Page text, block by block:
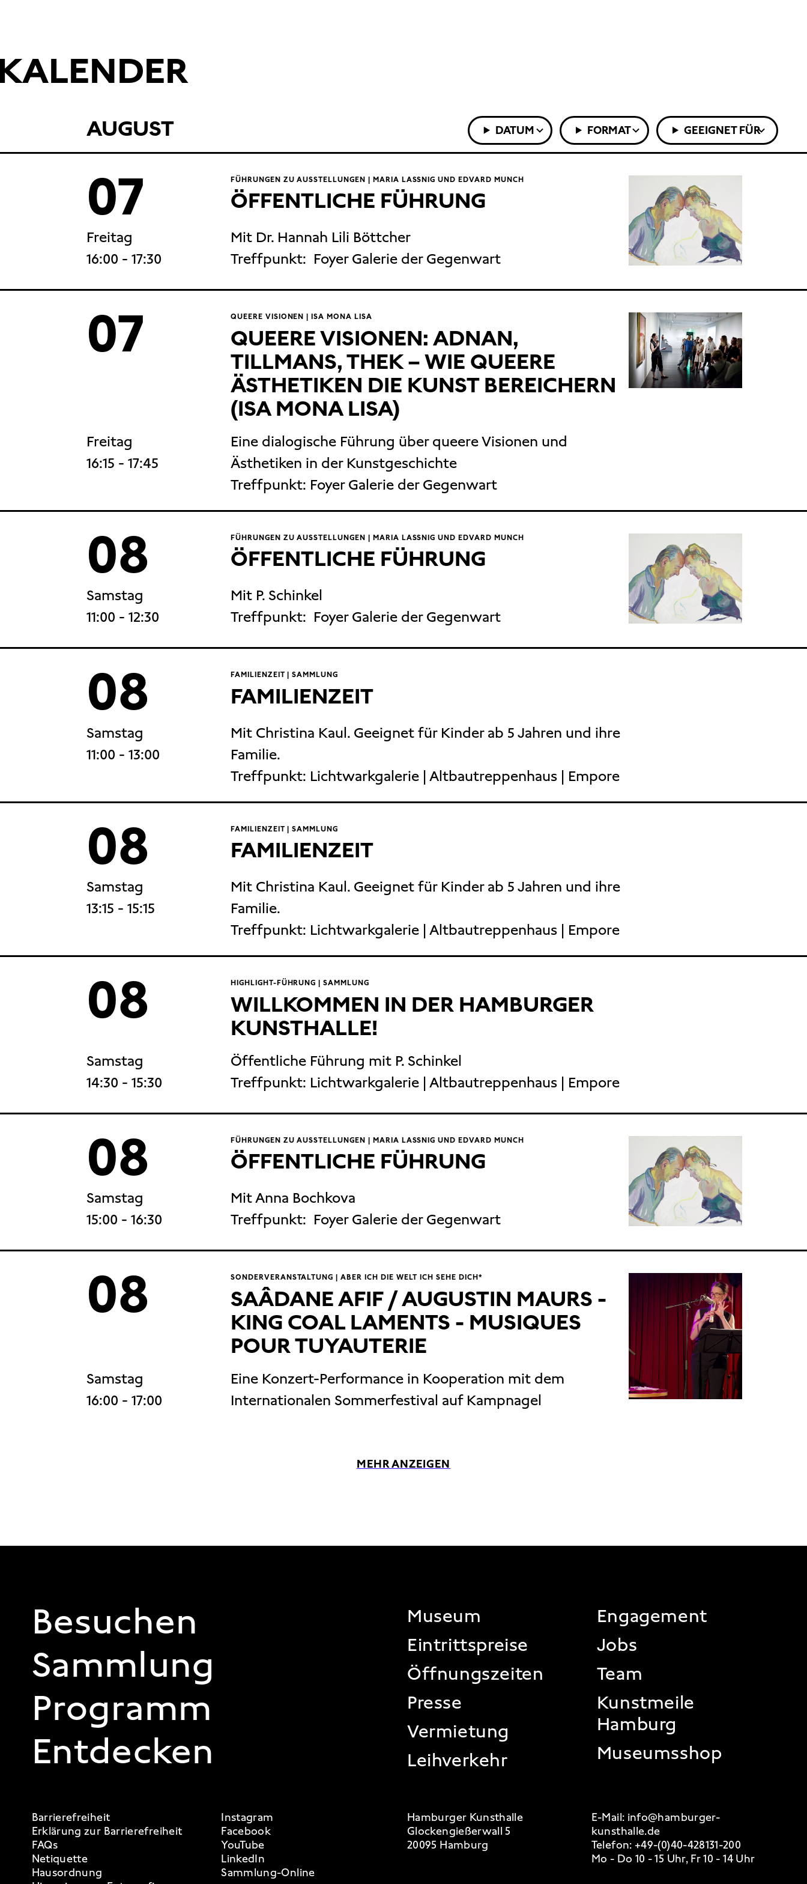
DATUM FORMAT GEEIGNET FÜR
AUGUST
07
Freitag
16:00 - 17:30
FÜHRUNGEN ZU AUSSTELLUNGEN | MARIA LASSNIG UND EDVARD MUNCH
ÖFFENTLICHE FÜHRUNG
Mit Dr. Hannah Lili Böttcher
Treffpunkt: Foyer Galerie der Gegenwart
07
Freitag
16:15 - 17:45
QUEERE VISIONEN | ISA MONA LISA
QUEERE VISIONEN: ADNAN,
TILLMANS, THEK – WIE QUEERE
ÄSTHETIKEN DIE KUNST BEREICHERN
(ISA MONA LISA)
Eine dialogische Führung über queere Visionen und
Ästhetiken in der Kunstgeschichte
Treffpunkt: Foyer Galerie der Gegenwart
08
Samstag
11:00 - 12:30
FÜHRUNGEN ZU AUSSTELLUNGEN | MARIA LASSNIG UND EDVARD MUNCH
ÖFFENTLICHE FÜHRUNG
Mit P. Schinkel
Treffpunkt: Foyer Galerie der Gegenwart
08
Samstag
11:00 - 13:00
FAMILIENZEIT | SAMMLUNG
FAMILIENZEIT
Mit Christina Kaul. Geeignet für Kinder ab 5 Jahren und ihre
Familie.
Treffpunkt: Lichtwarkgalerie | Altbautreppenhaus | Empore
08
Samstag
13:15 - 15:15
FAMILIENZEIT | SAMMLUNG
FAMILIENZEIT
Mit Christina Kaul. Geeignet für Kinder ab 5 Jahren und ihre
Familie.
Treffpunkt: Lichtwarkgalerie | Altbautreppenhaus | Empore
08
Samstag
14:30 - 15:30
HIGHLIGHT-FÜHRUNG | SAMMLUNG
WILLKOMMEN IN DER HAMBURGER
KUNSTHALLE!
Öffentliche Führung mit P. Schinkel
Treffpunkt: Lichtwarkgalerie | Altbautreppenhaus | Empore
08
Samstag
15:00 - 16:30
FÜHRUNGEN ZU AUSSTELLUNGEN | MARIA LASSNIG UND EDVARD MUNCH
ÖFFENTLICHE FÜHRUNG
Mit Anna Bochkova
Treffpunkt: Foyer Galerie der Gegenwart
08
Samstag
16:00 - 17:00
SONDERVERANSTALTUNG | ABER ICH DIE WELT ICH SEHE DICH*
SAÂDANE AFIF / AUGUSTIN MAURS -
KING COAL LAMENTS - MUSIQUES
POUR TUYAUTERIE
Eine Konzert-Performance in Kooperation mit dem
Internationalen Sommerfestival auf Kampnagel
MEHR ANZEIGEN
FOOTER 1
Besuchen
Sammlung
Programm
Entdecken
FOOTER 2
Museum
Eintrittspreise
Öffnungszeiten
Presse
Vermietung
Leihverkehr
Engagement
Jobs
Team
Kunstmeile
Hamburg
Museumsshop
FOOTER 3
Barrierefreiheit
Erklärung zur Barrierefreiheit
FAQs
Netiquette
Hausordnung
Instagram
Facebook
YouTube
LinkedIn
Sammlung-Online
Hamburger Kunsthalle
Glockengießerwall 5
20095 Hamburg
E-Mail: info@hamburger-
kunsthalle.de
Telefon: +49-(0)40-428131-200
Mo - Do 10 - 15 Uhr, Fr 10 - 14 Uhr